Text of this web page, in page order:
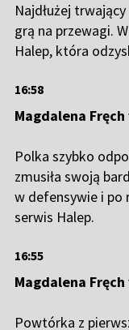
Najdłużej
grą na przewagi.
Halep, która
16:58
Magdalena
Polka szybko
zmusiła swoją
w defensywie i po
serwis Halep.
16:55
Magdalena
Powtórka z